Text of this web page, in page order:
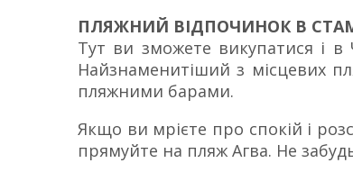
ПЛЯЖНИЙ ВІДПОЧИНОК В
Тут ви зможете викупатися і
Найзнаменитіший з місцевих
пляжними барами.
Якщо ви мрієте про спокій і
прямуйте на пляж Агва. Не